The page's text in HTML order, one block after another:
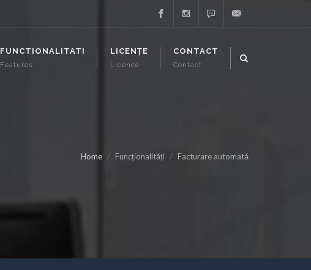
it.ro
FUNCTIONALITATI
Features
LICENȚE
Licence
CONTACT
Contact
Home Funcționalități Facturare automată